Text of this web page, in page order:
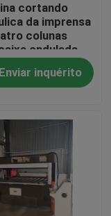
do balanço
cortando
da imprensa
colunas
ondulada
Enviar inquérito